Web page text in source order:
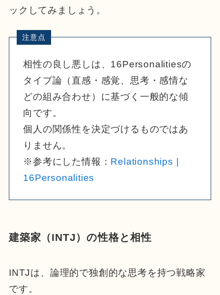
ックしてみましょう。
相性の良し悪しは、16Personalitiesの
タイプ論（直感・感覚、思考・感情な
どの組み合わせ）に基づく一般的な傾
向です。
個人の関係性を決定づけるものではあ
りません。
※参考にした情報： Relationships |
16Personalities
建築家（INTJ）の性格と相性
INTJは、論理的で独創的な思考を持つ戦略家
です。